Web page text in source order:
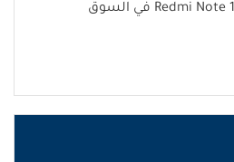
Xiaomi تطلق سلسلة Redmi Note 12 في السوق